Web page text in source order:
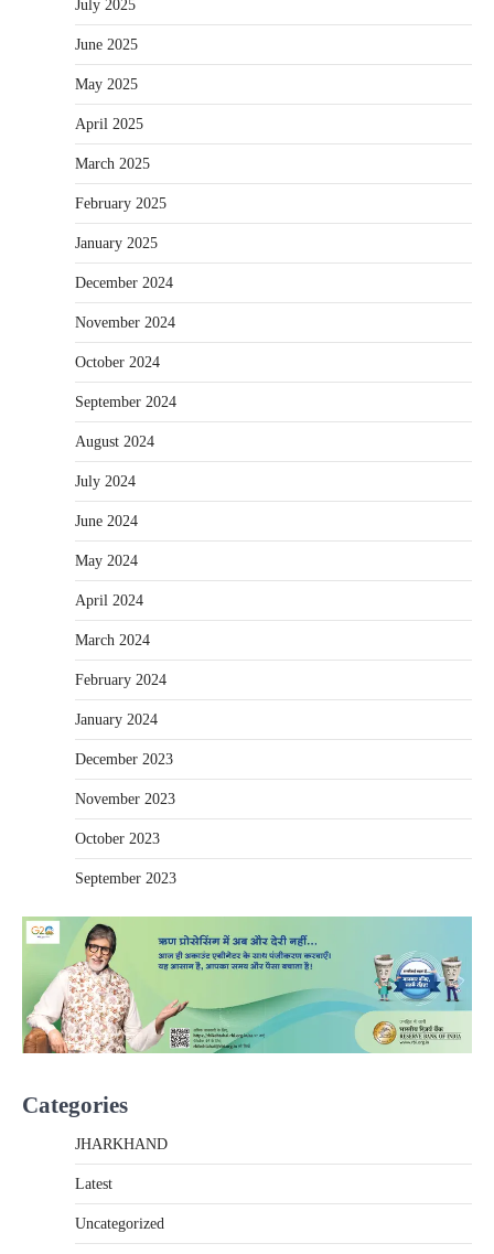
July 2025
June 2025
May 2025
April 2025
March 2025
February 2025
January 2025
December 2024
November 2024
October 2024
September 2024
August 2024
July 2024
June 2024
May 2024
April 2024
March 2024
February 2024
January 2024
December 2023
November 2023
October 2023
September 2023
Categories
JHARKHAND
Latest
Uncategorized